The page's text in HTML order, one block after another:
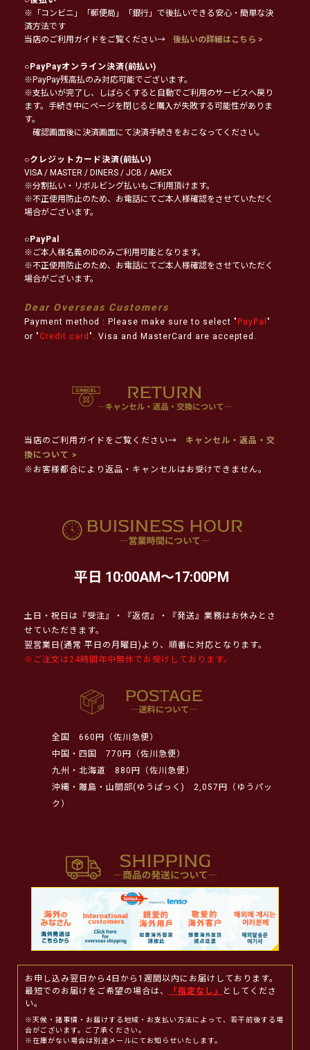
※「コンビニ」「郵便局」「銀行」で後払いできる安心・簡単な決
済方法です
当店のご利用ガイドをご覧ください→
後払いの詳細はこちら >
○PayPayオンライン決済(前払い)
※PayPay残高払のみ対応可能でございます。
※支払いが完了し、しばらくすると自動でご利用のサービスへ戻り
ます。手続き中にページを閉じると購入が失敗する可能性がありま
す。
確認画面後に決済画面にて決済手続きをおこなってください。
○クレジットカード決済(前払い)
VISA / MASTER / DINERS / JCB / AMEX
※分割払い・リボルビング払いもご利用頂けます。
※不正使用防止のため、お電話にてご本人様確認をさせていただく
場合がございます。
○PayPal
※ご本人様名義のIDのみご利用可能となります。
※不正使用防止のため、お電話にてご本人様確認をさせていただく
場合がございます。
Dear Overseas Customers
Payment method : Please make sure to select " PayPal "
or " Credit card ". Visa and MasterCard are accepted.
当店のご利用ガイドをご覧ください→
キャンセル・返品・交
換について >
※お客様都合により返品・キャンセルはお受けできません。
平日 10:00AM～17:00PM
土日・祝日は『受注』・『返信』・『発送』業務はお休みとさ
せていただきます。
翌営業日(通常 平日の月曜日)より、順番に対応となります。
※ご注文は24時間年中無休でお受けしております。
全国
660円（佐川急便）
中国・四国
770円（佐川急便）
九州・北海道
880円（佐川急便）
沖縄・離島・山間部(ゆうぱっく)
2,057円（ゆうパッ
ク）
お申し込み翌日から4日から1週間以内にお届けしております。
最短でのお届けをご希望の場合は、
「指定なし」
としてくださ
い。
※天候・諸事情・お届けする地域・お支払い方法によって、若干前後する場
合がございます。ご了承ください。
※在庫がない場合は別途メールにてお知らせいたします。